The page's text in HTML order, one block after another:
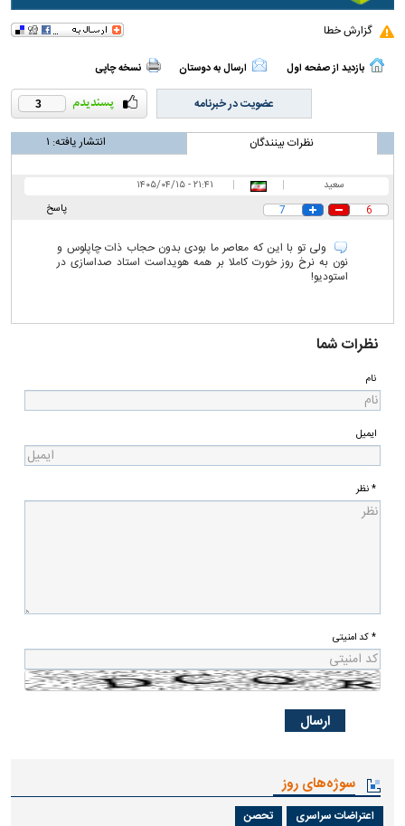
گزارش خطا
بازدید از صفحه اول ارسال به دوستان نسخه چاپی
3 عضویت در خبرنامه
نظرات بینندگان انتشار یافته: ۱
سعید |
|
۲۱:۴۱ - ۱۴۰۵/۰۴/۱۵
پاسخ
6
7
ولی تو با این که معاصر ما بودی بدون حجاب ذات چاپلوس و
نون به نرخ روز خورت کاملا بر همه هویداست استاد صداسازی در
استودیو!
نظرات شما
نام
ایمیل
* نظر
* کد امنیتی
سوژه‌های روز
اعتراضات سراسری تحصن